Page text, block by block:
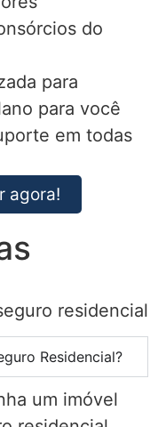
do
para
para você
em todas
agora!
residencial
Residencial?
um imóvel